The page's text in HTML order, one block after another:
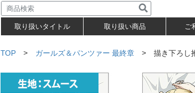
取り扱いタイトル 取り扱い商品 ご
TOP > ガールズ＆パンツァー 最終章 > 描き下ろし抱